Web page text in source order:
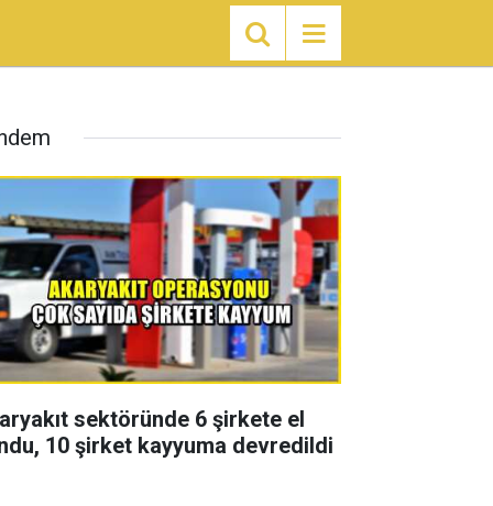
sektöründe 6 şirkete el
10 şirket kayyuma devredildi